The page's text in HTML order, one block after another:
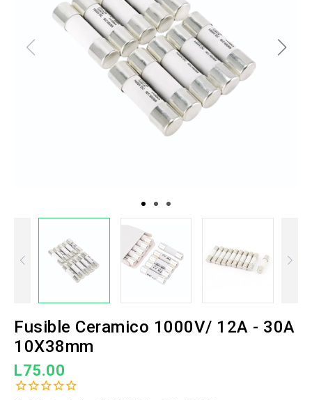
Fusible Ceramico 1000V/ 12A - 30A
10X38mm
L75.00